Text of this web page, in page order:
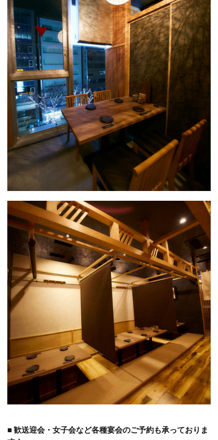
■ 歓送迎会・ 女子会など各種宴会のご予約も承っておりま